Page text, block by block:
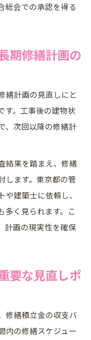
総会での承認を得る
期修繕計画の
繕計画の見直しにと
す。工事後の建物状
、次回以降の修繕計
結果を踏まえ、修繕
します。東京都の管
建築士に依頼し、
多く見られます。こ
計画の現実性を確保
要な見直しポ
修繕積立金の収支バ
内の修繕スケジュー